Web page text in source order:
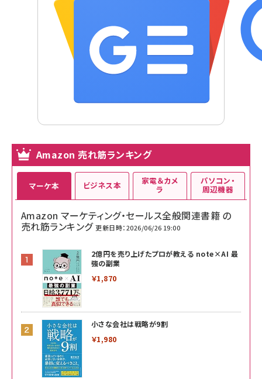
Amazon 売れ筋ランキング
マーケ本
Amazon マーケティング・セールス全般関連書籍 の
売れ筋ランキング 更新日時：2026/06/26 19:00
2億円を売り上げたプロが教える note×AI 最
強の副業
￥1,870
小さな会社は戦略が9割
￥1,980
ビジネス本 家電＆カメ
ラ
パソコン・
周辺機器